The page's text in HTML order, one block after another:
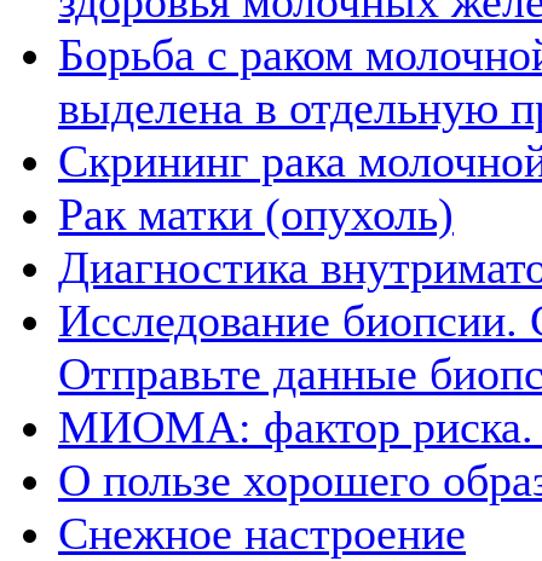
Борьба с раком
выделена в отдельную
Скрининг рака
Рак матки (опухоль)
Диагностика
Исследование
Отправьте данные
МИОМА: фактор риска.
О пользе хорошего
Снежное настроение